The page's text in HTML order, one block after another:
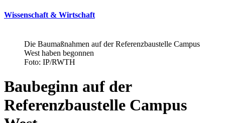
Wissenschaft & Wirtschaft
Die Baumaßnahmen auf der Referenzbaustelle Campus
West haben begonnen
Foto: IP/RWTH
Baubeginn auf der
Referenzbaustelle Campus